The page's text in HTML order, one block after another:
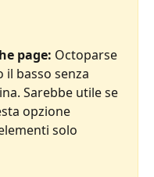
page: Octoparse
basso senza
Sarebbe utile se
opzione
solo